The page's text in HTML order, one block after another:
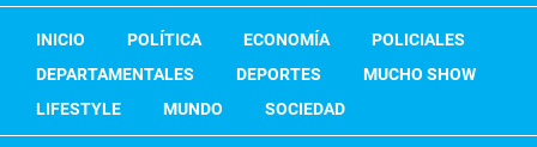
INICIO POLÍTICA ECONOMÍA
POLICIALES
DEPARTAMENTALES
DEPORTES
MUCHO SHOW
LIFESTYLE
MUNDO SOCIEDAD